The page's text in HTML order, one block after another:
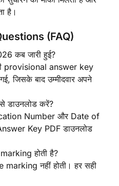
है।
(FAQ)
कब जारी हुई?
provisional answer key
जिसके बाद उम्मीदवार अपने
डाउनलोड करें?
Number और Date of
Key PDF डाउनलोड
होती है?
marking नहीं होती। हर सही